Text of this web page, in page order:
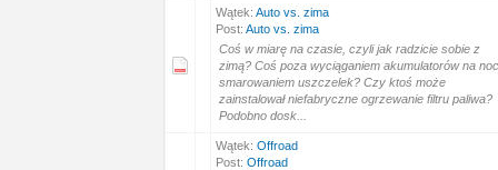
Wątek: Auto vs. zima
Post: Auto vs. zima
Coś w miarę na czasie, czyli jak radzicie sobie z
zimą? Coś poza wyciąganiem akumulatorów na
smarowaniem uszczelek? Czy ktoś może
zainstalował niefabryczne ogrzewanie filtru paliwa?
Podobno dosk...
Wątek: Offroad
Post: Offroad